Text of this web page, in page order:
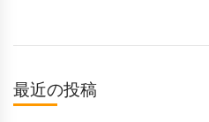
最近の投稿